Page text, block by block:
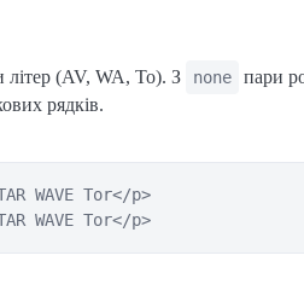
літер (AV, WA, To). З none
пари
рядків.
WAVE Tor</p>
WAVE Tor</p>